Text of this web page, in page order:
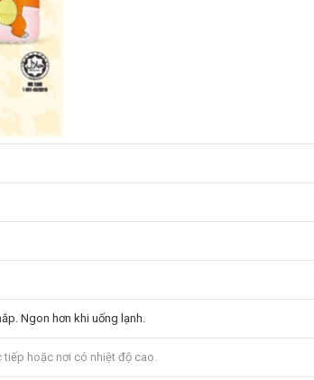
Ngon hơn khi uống lạnh.
hoặc nơi có nhiệt độ cao.